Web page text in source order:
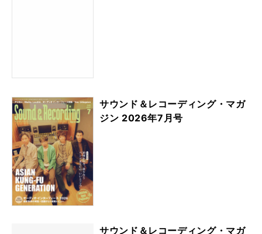
サウンド＆レコーディング・マガ
ジン 2026年7月号
サウンド＆レコーディング・マガ